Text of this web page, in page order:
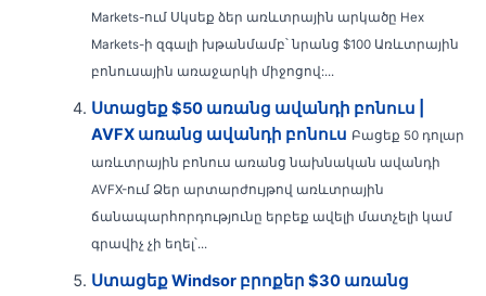
Markets-ում Սկսեք ձեր առևտրային արկածը Hex
Markets-ի զգալի խթանմամբ՝ նրանց $100 Առևտրային
բոնուսային առաջարկի միջոցով:...
Ստացեք $50 առանց ավանդի բոնուս |
AVFX առանց ավանդի բոնուս Բացեք 50 դոլար
առևտրային բոնուս առանց նախնական ավանդի
AVFX-ում Ձեր արտարժույթով առևտրային
ճանապարհորդությունը երբեք ավելի մատչելի կամ
գրավիչ չի եղել՝...
Ստացեք Windsor բրոքեր $30 առանց